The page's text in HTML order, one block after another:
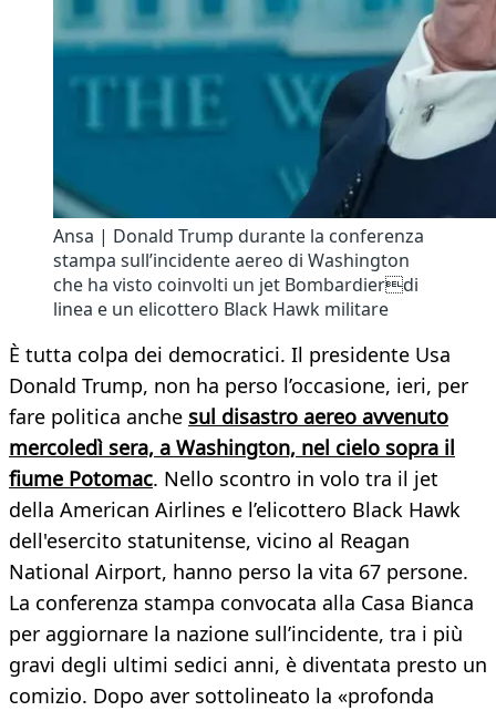
Ansa | Donald Trump durante la conferenza
stampa sull’incidente aereo di Washington
che ha visto coinvolti un jet Bombardierdi
linea e un elicottero Black Hawk militare
È tutta colpa dei democratici. Il presidente Usa
Donald Trump, non ha perso l’occasione, ieri, per
fare politica anche sul disastro aereo avvenuto
mercoledì sera, a Washington, nel cielo sopra il
fiume Potomac. Nello scontro in volo tra il jet
della American Airlines e l’elicottero Black Hawk
dell'esercito statunitense, vicino al Reagan
National Airport, hanno perso la vita 67 persone.
La conferenza stampa convocata alla Casa Bianca
per aggiornare la nazione sull’incidente, tra i più
gravi degli ultimi sedici anni, è diventata presto un
comizio. Dopo aver sottolineato la «profonda